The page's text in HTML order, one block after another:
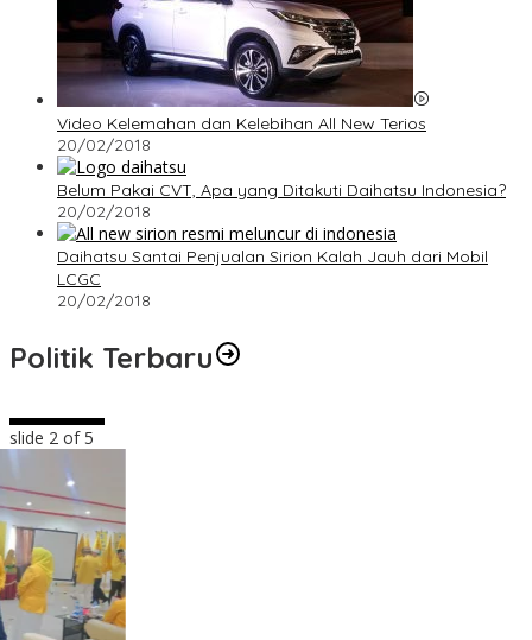
Video Kelemahan dan Kelebihan All New Terios
20/02/2018
Belum Pakai CVT, Apa yang Ditakuti Daihatsu Indonesia?
20/02/2018
Daihatsu Santai Penjualan Sirion Kalah Jauh dari Mobil
LCGC
20/02/2018
Politik Terbaru
slide 2 of 5